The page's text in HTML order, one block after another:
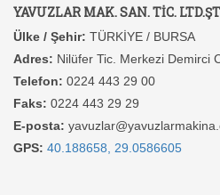
YAVUZLAR MAK. SAN. TİC.
Ülke / Şehir: TÜRKİYE / BURSA
Adres: Nilüfer Tic. Merkezi Demirci
Telefon: 0224 443 29 00
Faks: 0224 443 29 29
E-posta:
GPS: 40.188658, 29.0586605